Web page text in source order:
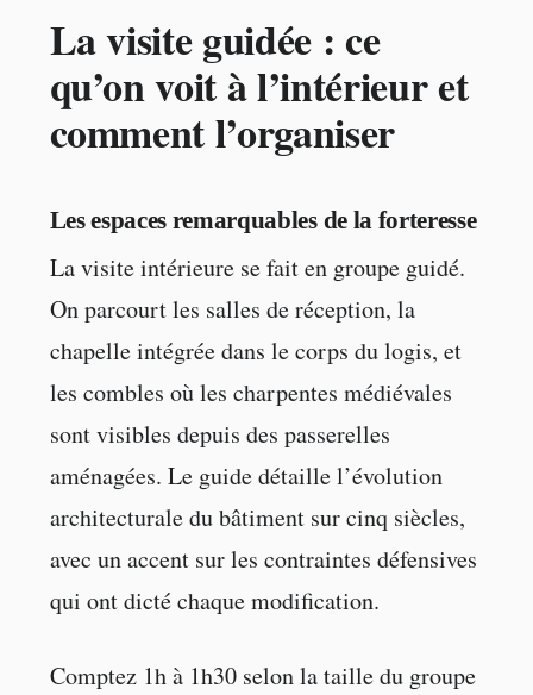
La visite guidée : ce
qu’on voit à l’intérieur et
comment l’organiser
Les espaces remarquables de la forteresse
La visite intérieure se fait en groupe guidé.
On parcourt les salles de réception, la
chapelle intégrée dans le corps du logis, et
les combles où les charpentes médiévales
sont visibles depuis des passerelles
aménagées. Le guide détaille l’évolution
architecturale du bâtiment sur cinq siècles,
avec un accent sur les contraintes défensives
qui ont dicté chaque modification.
Comptez 1h à 1h30 selon la taille du groupe